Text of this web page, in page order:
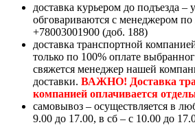
доставка курьером до подъезда –
обговариваются с менеджером по
+78003001900 (доб. 188)
доставка транспортной
только по 100% оплате
свяжется менеджер нашей
доставки. ВАЖНО! Доставка
компанией оплачивается
самовывоз – осуществляется в
9.00 до 17.00, в сб – с 10.00 до